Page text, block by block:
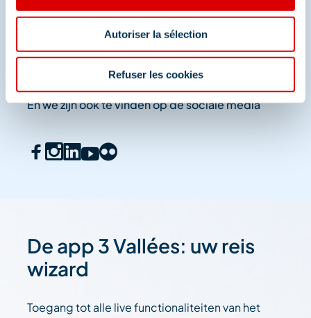
Autoriser la sélection
Refuser les cookies
Deel je momenten in
En we zijn ook te vinden op de sociale media
De app 3 Vallées: uw reis
wizard
Toegang tot alle live functionaliteiten van het